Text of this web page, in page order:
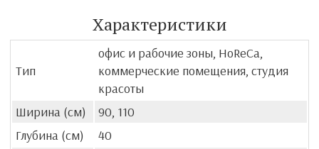
Характеристики
Тип
офис и рабочие зоны, HoReCa,
коммерческие помещения, студия
красоты
Ширина (см)
90, 110
Глубина (см)
40